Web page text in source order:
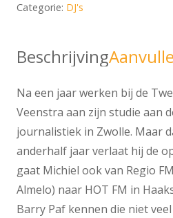
Categorie: DJ's
Beschrijving
Na een jaar werken bij de
Veenstra aan zijn studie aan
journalistiek in Zwolle. Maar
anderhalf jaar verlaat hij de
gaat Michiel ook van Regio
Almelo) naar HOT FM in
Barry Paf kennen die niet